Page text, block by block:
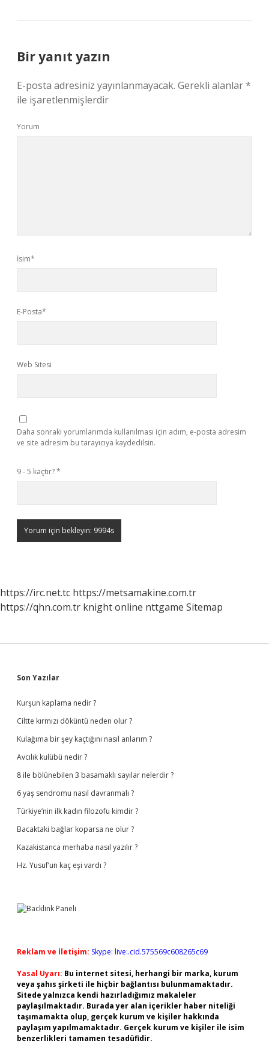
Bir yanıt yazın
E-posta adresiniz yayınlanmayacak. Gerekli alanlar*
ile işaretlenmişlerdir
Yorum
İsim*
E-Posta*
Web Sitesi
Daha sonraki yorumlarımda kullanılması için adım, e-posta adresim
ve site adresim bu tarayıcıya kaydedilsin.
9 - 5 kaçtır?*
https://irc.net.tc https://metsamakine.com.tr
https://qhn.com.tr knight online nttgame Sitemap
Sidebar
Son Yazılar
Kurşun kaplama nedir ?
Ciltte kırmızı döküntü neden olur ?
Kulağıma bir şey kaçtığını nasıl anlarım ?
Avcılık kulübü nedir ?
8 ile bölünebilen 3 basamaklı sayılar nelerdir ?
6 yaş sendromu nasıl davranmalı ?
Türkiye’nin ilk kadın filozofu kimdir ?
Bacaktaki bağlar koparsa ne olur ?
Kazakistanca merhaba nasıl yazılır ?
Hz. Yusuf’un kaç eşi vardı ?
Reklam ve İletişim: Skype: live:.cid.575569c608265c69
Yasal Uyarı: Bu internet sitesi, herhangi bir marka, kurum
veya şahıs şirketi ile hiçbir bağlantısı bulunmamaktadır.
Sitede yalnızca kendi hazırladığımız makaleler
paylaşılmaktadır. Burada yer alan içerikler haber niteliği
taşımamakta olup, gerçek kurum ve kişiler hakkında
paylaşım yapılmamaktadır. Gerçek kurum ve kişiler ile isim
benzerlikleri tamamen tesadüfidir.